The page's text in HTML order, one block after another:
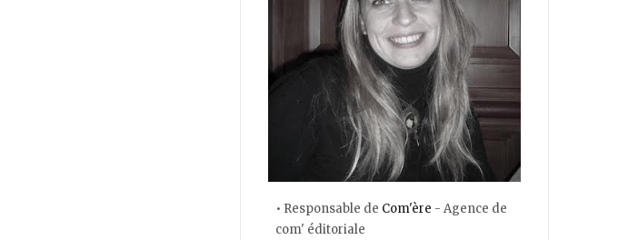
• Responsable de Com'ère - Agence de
com' éditoriale